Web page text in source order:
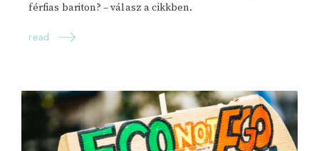
férfias bariton? – válasz a cikkben.
read